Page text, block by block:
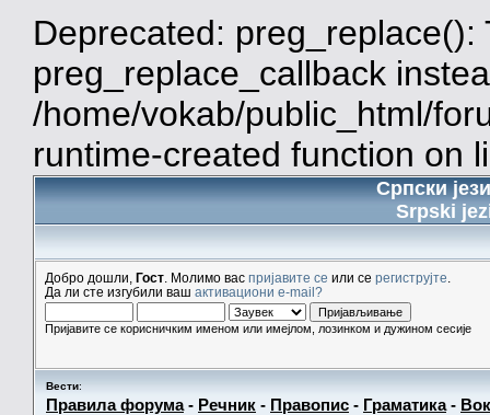
Deprecated:
preg_replace_callback
/home/vokab/public_html/
runtime-created function on
Српски
Srpski
Добро дошли, Гост . Молимо вас пријавите се или се региструјте
Да ли сте изгубили ваш активациони e-mail?
Пријавите се корисничким именом или имејлом, лозинком и дужином сесије
Вести:
Правила форума- Речник - Правопис - Граматика-